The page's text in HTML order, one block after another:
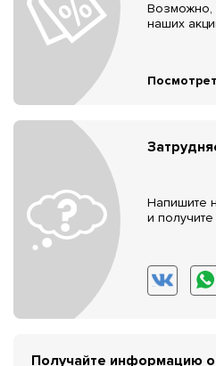
Возможно,
наших
Напишите
и
Получайте информацию о